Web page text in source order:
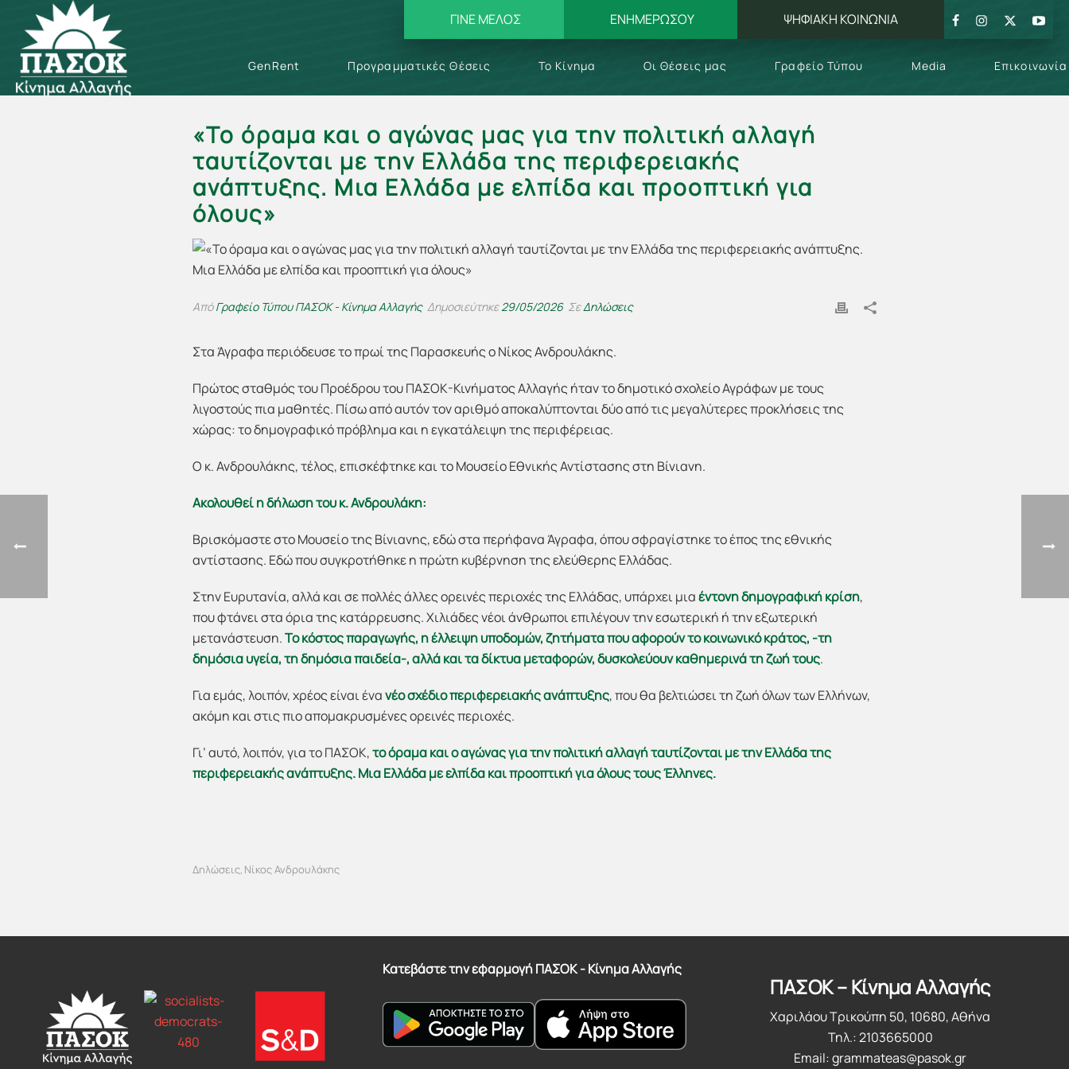
ΓΙΝΕ ΜΕΛΟΣ ΕΝΗΜΕΡΩΣΟΥ ΨΗΦΙΑΚΗ ΚΟΙΝΩΝΙΑ
GenRent Προγραμματικές Θέσεις Το Κίνημα Οι Θέσεις μας Γραφείο Τύπου Media Επικοινωνία
«Το όραμα και ο αγώνας μας για την πολιτική αλλαγή
ταυτίζονται με την Ελλάδα της περιφερειακής
ανάπτυξης. Μια Ελλάδα με ελπίδα και προοπτική για
όλους»
ΑπόΓραφείο Τύπου ΠΑΣΟΚ - Κίνημα Αλλαγής Δημοσιεύτηκε29/05/2026 ΣεΔηλώσεις
Στα Άγραφα περιόδευσε το πρωί της Παρασκευής ο Νίκος Ανδρουλάκης.
Πρώτος σταθμός του Προέδρου του ΠΑΣΟΚ-Κινήματος Αλλαγής ήταν το δημοτικό σχολείο Αγράφων με τους
λιγοστούς πια μαθητές. Πίσω από αυτόν τον αριθμό αποκαλύπτονται δύο από τις μεγαλύτερες προκλήσεις της
χώρας: το δημογραφικό πρόβλημα και η εγκατάλειψη της περιφέρειας.
Ο κ. Ανδρουλάκης, τέλος, επισκέφτηκε και το Μουσείο Εθνικής Αντίστασης στη Βίνιανη.
Ακολουθεί η δήλωση του κ. Ανδρουλάκη:
Βρισκόμαστε στο Μουσείο της Βίνιανης, εδώ στα περήφανα Άγραφα, όπου σφραγίστηκε το έπος της εθνικής
αντίστασης. Εδώ που συγκροτήθηκε η πρώτη κυβέρνηση της ελεύθερης Ελλάδας.
Στην Ευρυτανία, αλλά και σε πολλές άλλες ορεινές περιοχές της Ελλάδας, υπάρχει μιαέντονη δημογραφική κρίση,
που φτάνει στα όρια της κατάρρευσης. Χιλιάδες νέοι άνθρωποι επιλέγουν την εσωτερική ή την εξωτερική
μετανάστευση.Το κόστος παραγωγής, η έλλειψη υποδομών, ζητήματα που αφορούν το κοινωνικό κράτος, -τη
δημόσια υγεία, τη δημόσια παιδεία-, αλλά και τα δίκτυα μεταφορών, δυσκολεύουν καθημερινά τη ζωή τους.
Για εμάς, λοιπόν, χρέος είναι ένανέο σχέδιο περιφερειακής ανάπτυξης, που θα βελτιώσει τη ζωή όλων των Ελλήνων,
ακόμη και στις πιο απομακρυσμένες ορεινές περιοχές.
Γι’ αυτό, λοιπόν, για το ΠΑΣΟΚ,το όραμα και ο αγώνας για την πολιτική αλλαγή ταυτίζονται με την Ελλάδα της
περιφερειακής ανάπτυξης. Μια Ελλάδα με ελπίδα και προοπτική για όλους τους Έλληνες.
Δηλώσεις, Νίκος Ανδρουλάκης
Κατεβάστε την εφαρμογή ΠΑΣΟΚ - Κίνημα Αλλαγής
ΠΑΣΟΚ – Κίνημα Αλλαγής
Χαριλάου Τρικούπη 50, 10680, Αθήνα
Τηλ.: 2103665000
Email:grammateas@pasok.gr